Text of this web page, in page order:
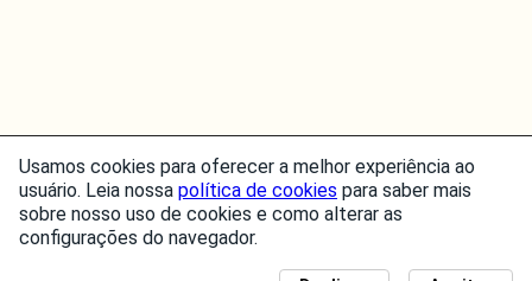
Usamos cookies para oferecer a melhor experiência ao
usuário. Leia nossa política de cookies para saber mais
sobre nosso uso de cookies e como alterar as
configurações do navegador.